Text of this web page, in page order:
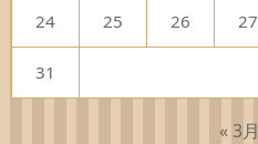
24 25 26 27
31
« 3月